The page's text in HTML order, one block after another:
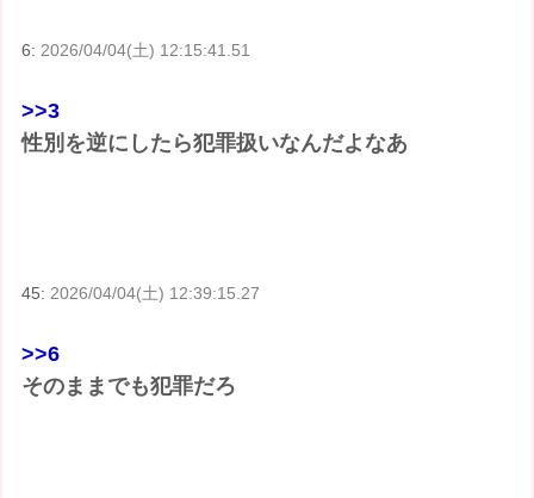
6: 2026/04/04(土) 12:15:41.51
>>3
性別を逆にしたら犯罪扱いなんだよなあ
45: 2026/04/04(土) 12:39:15.27
>>6
そのままでも犯罪だろ